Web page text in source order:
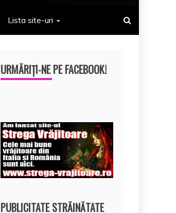
Lista site-uri
URMĂRIȚI-NE PE FACEBOOK!
PUBLICITATE STRĂINĂTATE